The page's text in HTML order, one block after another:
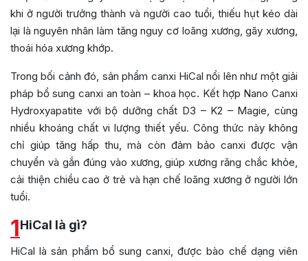
khi ở người trưởng thành và người cao tuổi, thiếu hụt kéo dài
lại là nguyên nhân làm tăng nguy cơ loãng xương, gãy xương,
thoái hóa xương khớp.
Trong bối cảnh đó, sản phẩm canxi HiCal nổi lên như một giải
pháp bổ sung canxi an toàn – khoa học. Kết hợp Nano Canxi
Hydroxyapatite với bộ dưỡng chất D3 – K2 – Magie, cùng
nhiều khoáng chất vi lượng thiết yếu. Công thức này không
chỉ giúp tăng hấp thu, mà còn đảm bảo canxi được vận
chuyển và gắn đúng vào xương, giúp xương răng chắc khỏe,
cải thiện chiều cao ở trẻ và hạn chế loãng xương ở người lớn
tuổi.
1HiCal là gì?
HiCal là sản phẩm bổ sung canxi, được bào chế dạng viên